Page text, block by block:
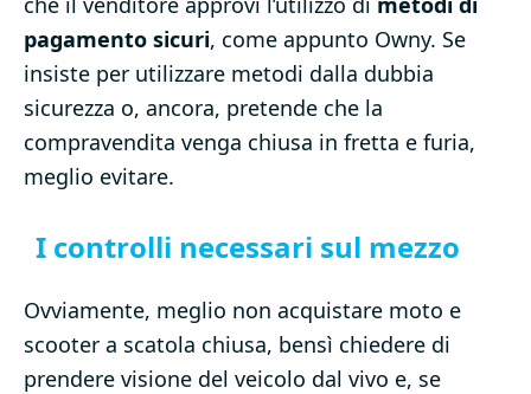
pagamento sicuri, come appunto Owny. Se
insiste per utilizzare metodi dalla dubbia
sicurezza o, ancora, pretende che la
compravendita venga chiusa in fretta e furia,
meglio evitare.
I controlli necessari sul mezzo
Ovviamente, meglio non acquistare moto e
scooter a scatola chiusa, bensì chiedere di
prendere visione del veicolo dal vivo e, se